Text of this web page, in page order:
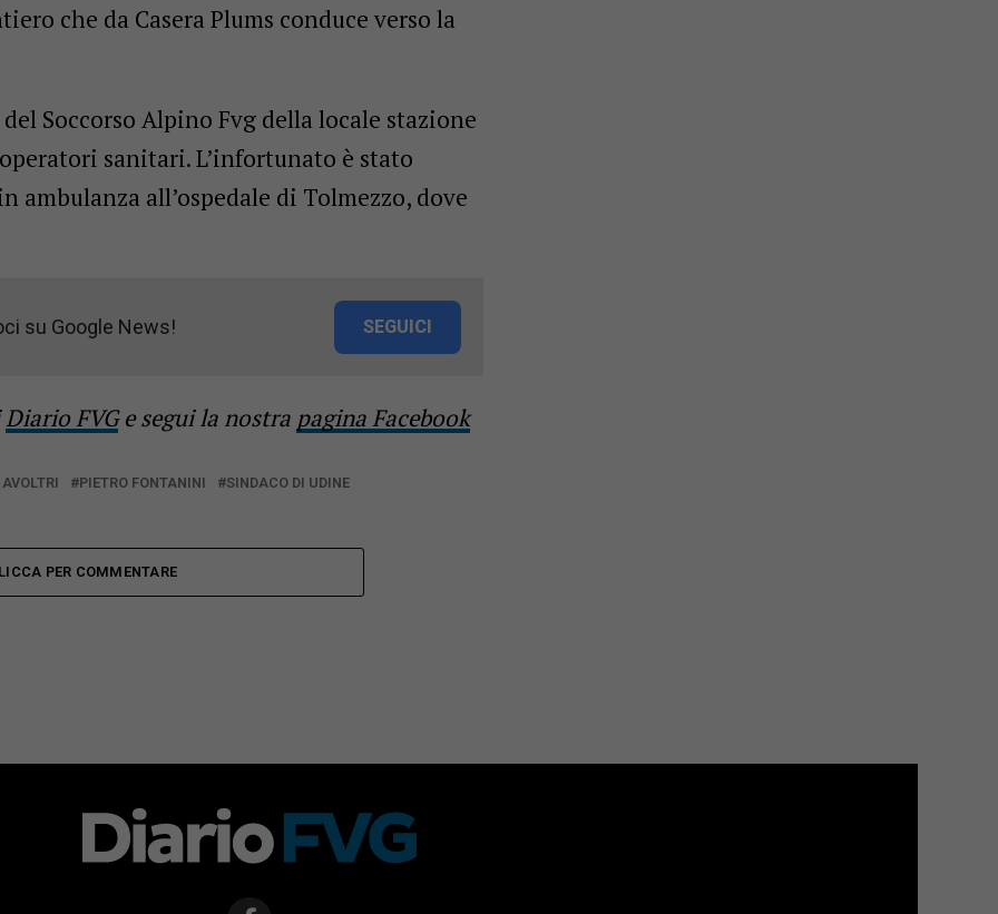
che da Casera Plums conduce verso la
Soccorso Alpino Fvg della locale stazione
sanitari. L’infortunato è stato
all’ospedale di Tolmezzo, dove
su Google News! SEGUICI
Diario FVGe segui la nostra pagina Facebook
PIETRO FONTANINI SINDACO DI UDINE
PER COMMENTARE